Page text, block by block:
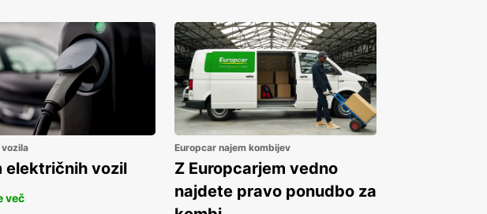
električnih vozil
več
Europcar najem kombijev
Z Europcarjem vedno
najdete pravo ponudbo za